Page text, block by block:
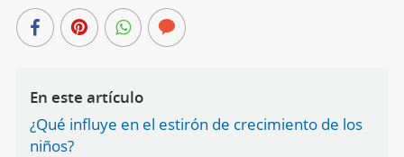
En este artículo
¿Qué influye en el estirón de crecimiento de los
niños?